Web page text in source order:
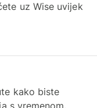
uz Wise uvijek
kako biste
s vremenom.